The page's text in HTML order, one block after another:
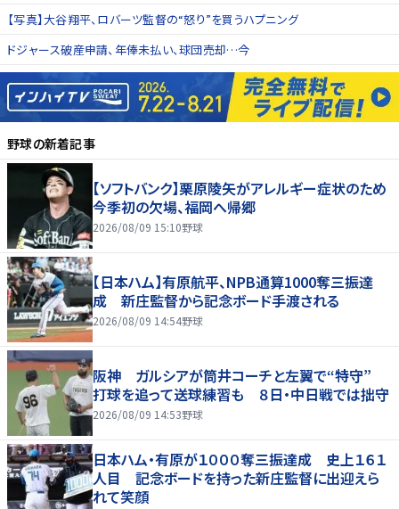
【写真】大谷翔平、ロバーツ監督の“怒り”を買うハプニング
ドジャース破産申請、年俸未払い、球団売却…今
野球の新着記事
【ソフトバンク】栗原陵矢がアレルギー症状のため
今季初の欠場、福岡へ帰郷
2026/08/09 15:10野球
【日本ハム】有原航平、NPB通算1000奪三振達
成 新庄監督から記念ボード手渡される
2026/08/09 14:54野球
阪神 ガルシアが筒井コーチと左翼で“特守”
打球を追って送球練習も ８日・中日戦では拙守
2026/08/09 14:53野球
日本ハム・有原が１０００奪三振達成 史上１６１
人目 記念ボードを持った新庄監督に出迎えら
れて笑顔